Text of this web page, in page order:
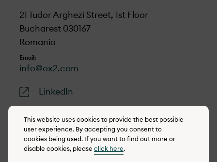
21 Tudor Arghezi Street, 1st Floor
Bucharest 030167
Romania
Email:
info@ox2.com
LinkedIn
© 2022-2026 OX2
This website uses cookies to provide the best possible
user experience. By accepting you consent to
cookies being used. If you want to find out more or
disable cookies, please click here.